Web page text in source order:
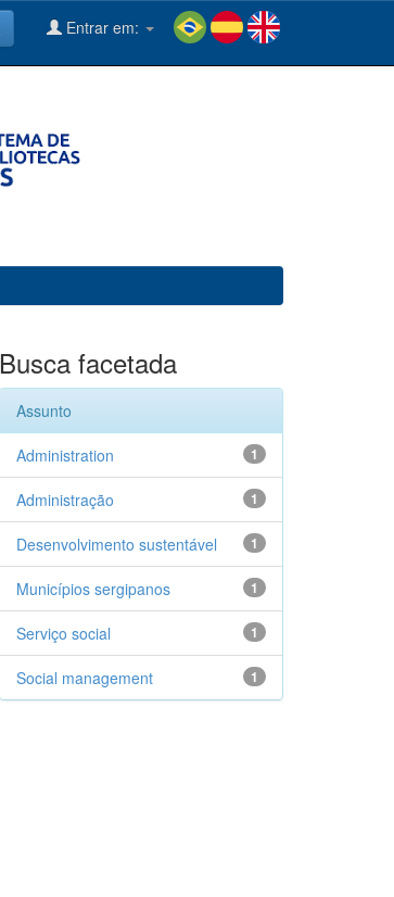
Entrar em:
Busca facetada
Assunto
1
Administration
1
Administração
1
Desenvolvimento sustentável
1
Municípios sergipanos
1
Serviço social
1
Social management